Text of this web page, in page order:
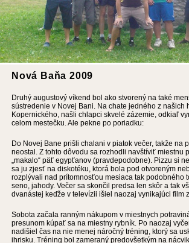
Nová Baňa 2009
Druhý augustový víkend bol ako stvorený na také
sústredenie v Novej Bani. Na chate jedného z našich
Kopernického, našli chlapci skvelé zázemie, odkiaľ
celom mestečku. Ale pekne po poriadku:
Do Novej Bane prišli chalani v piatok večer, takže na
neostal. Z tohto dôvodu sa rozhodli navštíviť miestnu
„makalo“ päť egypťanov (pravdepodobne). Pizzu si
sa ju zjesť na diskotéku, ktorá bola pod otvoreným
rozplývali nad prítomnosťou mesiaca tak podobného
seno, jahody. Večer sa skončil predsa len skôr a tak
dvanástej keďže v televízii išiel naozaj vynikajúci film
Sobota začala ranným nákupom v miestnych
presunom kúpať sa na miestny rybník. Po naozaj
nadišiel čas na nie menej náročný tréning, ktorý sa
ihrisku. Tréning bol zameraný predovšetkým na